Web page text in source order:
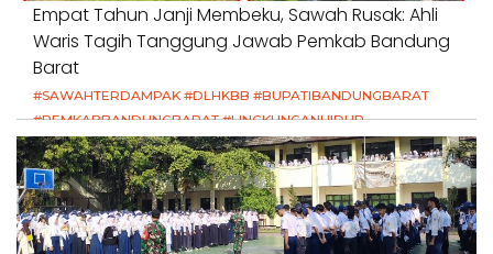
Empat Tahun Janji Membeku, Sawah Rusak: Ahli
Waris Tagih Tanggung Jawab Pemkab Bandung
Barat
#SAWAHTERDAMPAK #DLHKBB #BUPATIBANDUNGBARAT
#PEMKABBANDUNGBARAT #LINGKUNGANHIDUP
#HAKPETANI #KEADILANUNTUKPETANI
#NORMALISASISALURAN #IRIGASIRUSAK
#DUGAANPENCEMARAN #AKUNTABILITASPEMERINTAH
18 Juli 2026